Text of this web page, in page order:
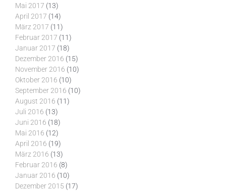
Mai 2017 (13)
April 2017 (14)
März 2017 (11)
Februar 2017 (11)
Januar 2017 (18)
Dezember 2016 (15)
November 2016 (10)
Oktober 2016 (10)
September 2016 (10)
August 2016 (11)
Juli 2016 (13)
Juni 2016 (18)
Mai 2016 (12)
April 2016 (19)
März 2016 (13)
Februar 2016 (8)
Januar 2016 (10)
Dezember 2015 (17)